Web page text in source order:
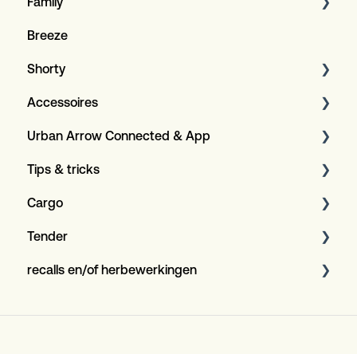
Algemene informatie
Specificaties
Algemeen
Breeze
Shorty
Algemeen
Specificaties
Accessoires
Achterdragers
Huiven
Kinderzitjes
Overig
Urban Arrow Connected & App
Over de app en GPS+
Over de Connected verzekering
Compatibiliteit
Connected+
Tips & tricks
Onderhoud
Bosch Display-configuratie
Tips & Tricks
Cargo
Algemeen
Tender
Algemeen
recalls en/of herbewerkingen